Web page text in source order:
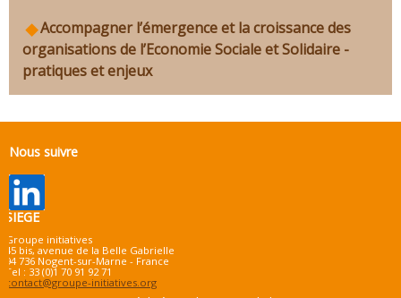
Accompagner l’émergence et la croissance des
organisations de l’Economie Sociale et Solidaire -
pratiques et enjeux
Nous suivre
SIEGE
Groupe initiatives
45 bis, avenue de la Belle Gabrielle
94 736 Nogent-sur-Marne - France
Tel : 33 (0)1 70 91 92 71
contact@groupe-initiatives.org